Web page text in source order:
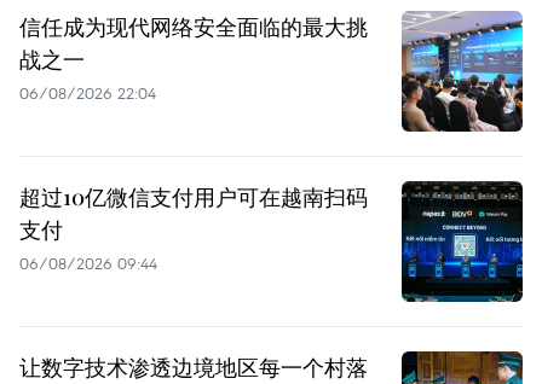
信任成为现代网络安全面临的最大挑
战之一
06/08/2026 22:04
超过10亿微信支付用户可在越南扫码
支付
06/08/2026 09:44
让数字技术渗透边境地区每一个村落